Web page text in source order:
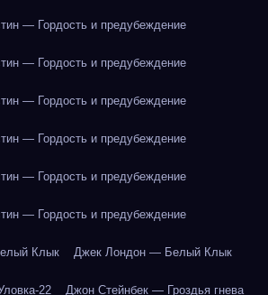
— Гордость и предубеждение
— Гордость и предубеждение
— Гордость и предубеждение
— Гордость и предубеждение
— Гордость и предубеждение
— Гордость и предубеждение
Клык Джек Лондон — Белый Клык
22 Джон Стейнбек — Гроздья гнева